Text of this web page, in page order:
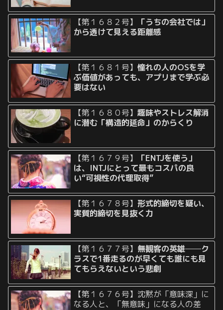
【第１６８２号】
「うちの会社では」
から透けて見える距離感
【第１６８１号】憧れの人のOSを学
ぶ価値があっても、アプリまで学ぶ必
要はない
【第１６８０号】趣味やストレス解消
に潜む「構造的延命」のからくり
【第１６７９号】
「ENTJを使う」
は、INTJにとって最もコスパの良
い“可視性の代理取得”
【第１６７８号】形式的締切を疑い、
実質的締切を見抜く力
【第１６７７号】 無観客の英雄──ク
ラスで1番走るのが早くても誰にも見
てもらえないという悲劇
【第１６７６号】沈黙が「意味深」に
なる人と、「無意味」になる人の差